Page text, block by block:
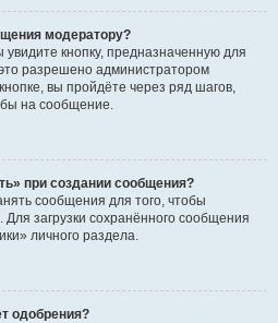
модератору?
кнопку, предназначенную для
разрешено администратором
вы пройдёте через ряд шагов,
на сообщение.
при создании сообщения?
сообщения для того, чтобы
Для загрузки сохранённого сообщения
личного раздела.
одобрения?